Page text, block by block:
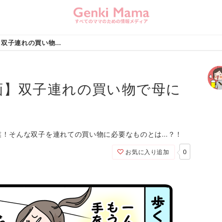
【双子あるある漫画】双子連れの買い物で母に必要なのはアレ！
双子連れの買い物で母に
そんな双子を連れての買い物に必要なものとは…？！
お気に入り追加 0